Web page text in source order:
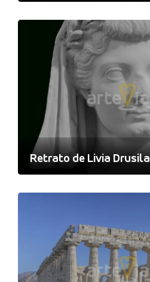
Retrato de Livia Drusila